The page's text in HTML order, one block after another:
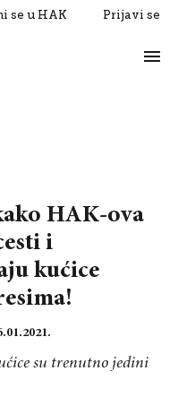
se u HAK Prijavi se
HAK-ova
i
kućice
su trenutno jedini